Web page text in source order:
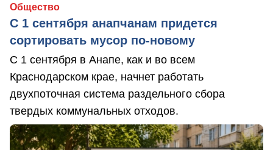
Общество
С 1 сентября анапчанам придется
сортировать мусор по-новому
С 1 сентября в Анапе, как и во всем
Краснодарском крае, начнет работать
двухпоточная система раздельного сбора
твердых коммунальных отходов.